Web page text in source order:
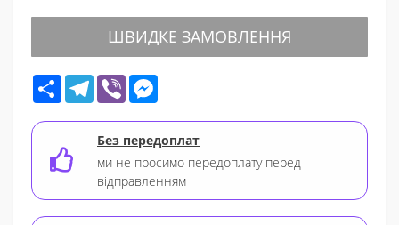
ШВИДКЕ ЗАМОВЛЕННЯ
Share Telegram
Viber
Без передоплат
ми не просимо передоплату перед
відправленням